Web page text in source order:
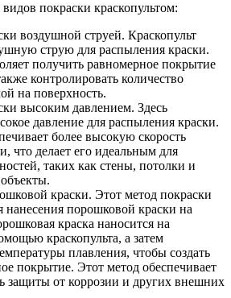
покраски краскопультом:
воздушной струей. Краскопульт
струю для распыления краски.
получить равномерное покрытие
контролировать количество
на поверхность.
высоким давлением. Здесь
давление для распыления краски.
более высокую скорость
что делает его идеальным для
таких как стены, потолки и
краски. Этот метод покраски
нанесения порошковой краски на
краска наносится на
краскопульта, а затем
плавления, чтобы создать
покрытие. Этот метод обеспечивает
защиты от коррозии и других внешних